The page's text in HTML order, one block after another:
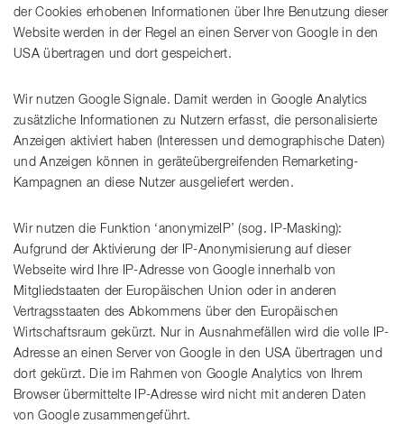
der Cookies erhobenen Informationen über Ihre Benutzung dieser
Website werden in der Regel an einen Server von Google in den
USA übertragen und dort gespeichert.
Wir nutzen Google Signale. Damit werden in Google Analytics
zusätzliche Informationen zu Nutzern erfasst, die personalisierte
Anzeigen aktiviert haben (Interessen und demographische Daten)
und Anzeigen können in geräteübergreifenden Remarketing-
Kampagnen an diese Nutzer ausgeliefert werden.
Wir nutzen die Funktion ‘anonymizeIP’ (sog. IP-Masking):
Aufgrund der Aktivierung der IP-Anonymisierung auf dieser
Webseite wird Ihre IP-Adresse von Google innerhalb von
Mitgliedstaaten der Europäischen Union oder in anderen
Vertragsstaaten des Abkommens über den Europäischen
Wirtschaftsraum gekürzt. Nur in Ausnahmefällen wird die volle IP-
Adresse an einen Server von Google in den USA übertragen und
dort gekürzt. Die im Rahmen von Google Analytics von Ihrem
Browser übermittelte IP-Adresse wird nicht mit anderen Daten
von Google zusammengeführt.